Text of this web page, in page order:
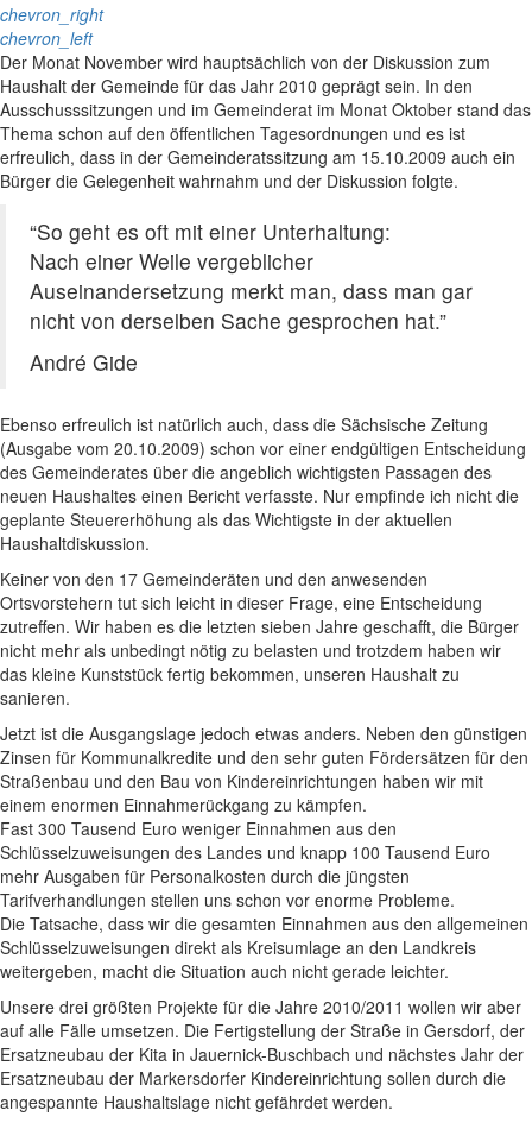
chevron_right
chevron_left
Der Monat November wird hauptsächlich von der Diskussion zum
Haushalt der Gemeinde für das Jahr 2010 geprägt sein. In den
Ausschusssitzungen und im Gemeinderat im Monat Oktober stand das
Thema schon auf den öffentlichen Tagesordnungen und es ist
erfreulich, dass in der Gemeinderatssitzung am 15.10.2009 auch ein
Bürger die Gelegenheit wahrnahm und der Diskussion folgte.
“So geht es oft mit einer Unterhaltung:
Nach einer Weile vergeblicher
Auseinandersetzung merkt man, dass man gar
nicht von derselben Sache gesprochen hat.”
André Gide
Ebenso erfreulich ist natürlich auch, dass die Sächsische Zeitung
(Ausgabe vom 20.10.2009) schon vor einer endgültigen Entscheidung
des Gemeinderates über die angeblich wichtigsten Passagen des
neuen Haushaltes einen Bericht verfasste. Nur empfinde ich nicht die
geplante Steuererhöhung als das Wichtigste in der aktuellen
Haushaltdiskussion.
Keiner von den 17 Gemeinderäten und den anwesenden
Ortsvorstehern tut sich leicht in dieser Frage, eine Entscheidung
zutreffen. Wir haben es die letzten sieben Jahre geschafft, die Bürger
nicht mehr als unbedingt nötig zu belasten und trotzdem haben wir
das kleine Kunststück fertig bekommen, unseren Haushalt zu
sanieren.
Jetzt ist die Ausgangslage jedoch etwas anders. Neben den günstigen
Zinsen für Kommunalkredite und den sehr guten Fördersätzen für den
Straßenbau und den Bau von Kindereinrichtungen haben wir mit
einem enormen Einnahmerückgang zu kämpfen.
Fast 300 Tausend Euro weniger Einnahmen aus den
Schlüsselzuweisungen des Landes und knapp 100 Tausend Euro
mehr Ausgaben für Personalkosten durch die jüngsten
Tarifverhandlungen stellen uns schon vor enorme Probleme.
Die Tatsache, dass wir die gesamten Einnahmen aus den allgemeinen
Schlüsselzuweisungen direkt als Kreisumlage an den Landkreis
weitergeben, macht die Situation auch nicht gerade leichter.
Unsere drei größten Projekte für die Jahre 2010/2011 wollen wir aber
auf alle Fälle umsetzen. Die Fertigstellung der Straße in Gersdorf, der
Ersatzneubau der Kita in Jauernick-Buschbach und nächstes Jahr der
Ersatzneubau der Markersdorfer Kindereinrichtung sollen durch die
angespannte Haushaltslage nicht gefährdet werden.